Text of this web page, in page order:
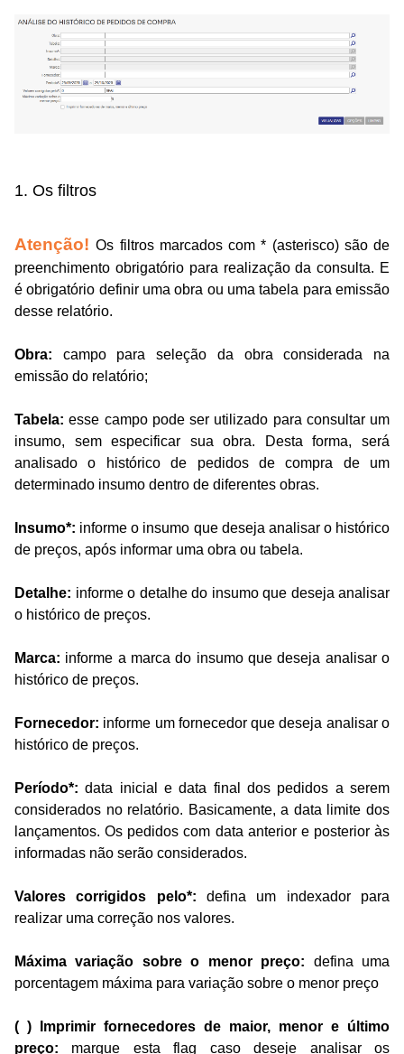
1. Os filtros
Atenção! Os filtros marcados com * (asterisco) são de
preenchimento obrigatório para realização da consulta. E
é obrigatório definir uma obra ou uma tabela para emissão
desse relatório.
Obra: campo para seleção da obra considerada na
emissão do relatório;
Tabela: esse campo pode ser utilizado para consultar um
insumo, sem especificar sua obra. Desta forma, será
analisado o histórico de pedidos de compra de um
determinado insumo dentro de diferentes obras.
Insumo*: informe o insumo que deseja analisar o histórico
de preços, após informar uma obra ou tabela.
Detalhe: informe o detalhe do insumo que deseja analisar
o histórico de preços.
Marca: informe a marca do insumo que deseja analisar o
histórico de preços.
Fornecedor: informe um fornecedor que deseja analisar o
histórico de preços.
Período*: data inicial e data final dos pedidos a serem
considerados no relatório. Basicamente, a data limite dos
lançamentos. Os pedidos com data anterior e posterior às
informadas não serão considerados.
Valores corrigidos pelo*: defina um indexador para
realizar uma correção nos valores.
Máxima variação sobre o menor preço: defina uma
porcentagem máxima para variação sobre o menor preço
( ) Imprimir fornecedores de maior, menor e último
preço: marque esta flag caso deseje analisar os